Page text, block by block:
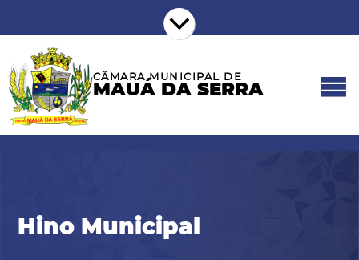
CÂMARA MUNICIPAL DE
MAUÁ DA SERRA
Hino Municipal